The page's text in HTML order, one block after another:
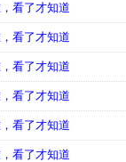
看了才知道
看了才知道
看了才知道
看了才知道
看了才知道
看了才知道